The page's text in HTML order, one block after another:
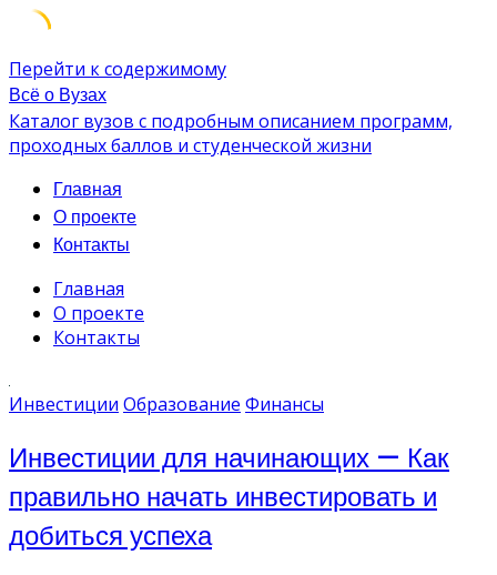
Перейти к содержимому
Всё о Вузах
Каталог вузов с подробным описанием программ,
проходных баллов и студенческой жизни
Главная
О проекте
Контакты
Главная
О проекте
Контакты
Инвестиции Образование Финансы
Инвестиции для начинающих — Как
правильно начать инвестировать и
добиться успеха